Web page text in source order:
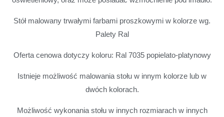
Stół malowany trwałymi farbami proszkowymi w kolorze wg.
Palety Ral
Oferta cenowa dotyczy koloru: Ral 7035 popielato-platynowy
Istnieje możliwość malowania stołu w innym kolorze lub w
dwóch kolorach.
Możliwość wykonania stołu w innych rozmiarach w innych